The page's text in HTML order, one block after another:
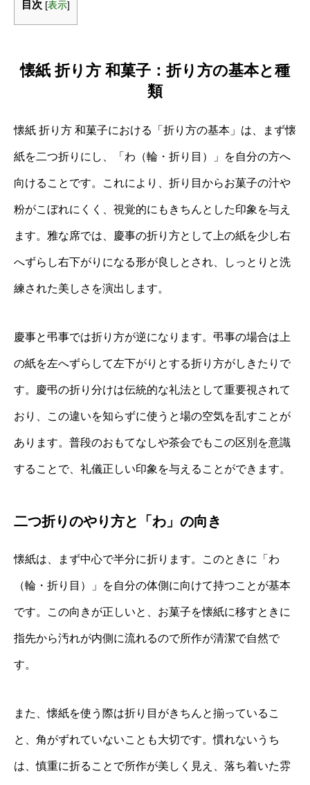
目次 [表示]
懐紙 折り方 和菓子：折り方の基本と種
類
懐紙 折り方 和菓子における「折り方の基本」は、まず懐
紙を二つ折りにし、「わ（輪・折り目）」を自分の方へ
向けることです。これにより、折り目からお菓子の汁や
粉がこぼれにくく、視覚的にもきちんとした印象を与え
ます。雅な席では、慶事の折り方として上の紙を少し右
へずらし右下がりになる形が良しとされ、しっとりと洗
練された美しさを演出します。
慶事と弔事では折り方が逆になります。弔事の場合は上
の紙を左へずらして左下がりとする折り方がしきたりで
す。慶弔の折り分けは伝統的な礼法として重要視されて
おり、この違いを知らずに使うと場の空気を乱すことが
あります。普段のおもてなしや茶会でもこの区別を意識
することで、礼儀正しい印象を与えることができます。
二つ折りのやり方と「わ」の向き
懐紙は、まず中心で半分に折ります。このときに「わ
（輪・折り目）」を自分の体側に向けて持つことが基本
です。この向きが正しいと、お菓子を懐紙に移すときに
指先から汚れが内側に流れるので所作が清潔で自然で
す。
また、懐紙を使う際は折り目がきちんと揃っているこ
と、角がずれていないことも大切です。慣れないうち
は、慎重に折ることで所作が美しく見え、落ち着いた雰